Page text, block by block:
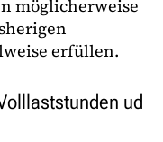
möglicherweise
erfüllen.
ud